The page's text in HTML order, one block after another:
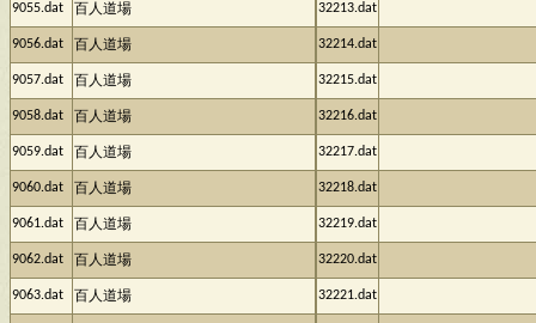
9055.dat 百人道場
9056.dat 百人道場
9057.dat 百人道場
9058.dat 百人道場
9059.dat 百人道場
9060.dat 百人道場
9061.dat 百人道場
9062.dat 百人道場
9063.dat 百人道場
32213.dat
32214.dat
32215.dat
32216.dat
32217.dat
32218.dat
32219.dat
32220.dat
32221.dat